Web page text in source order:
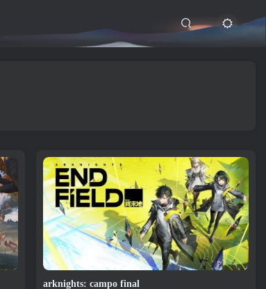
arknights: campo final